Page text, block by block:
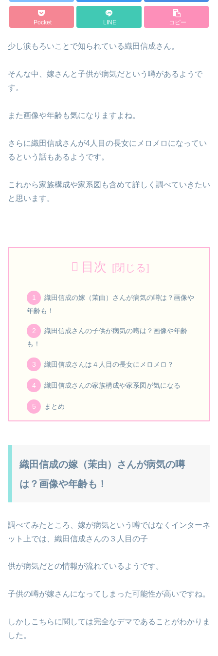
Pocket LINE コピー
少し涙もろいことで知られている織田信成さん。
そんな中、嫁さんと子供が病気だという噂があるようで
す。
また画像や年齢も気になりますよね。
さらに織田信成さんが4人目の長女にメロメロになってい
るという話もあるようです。
これから家族構成や家系図も含めて詳しく調べていきたい
と思います。
目次
織田信成の嫁（茉由）さんが病気の噂は？画像や
年齢も！
織田信成さんの子供が病気の噂は？画像や年齢
も！
織田信成さんは４人目の長女にメロメロ？
織田信成さんの家族構成や家系図が気になる
まとめ
織田信成の嫁（茉由）さんが病気の噂
は？画像や年齢も！
調べてみたところ、嫁が病気という噂ではなくインターネ
ット上では、織田信成さんの３人目の子
供が病気だとの情報が流れているようです。
子供の噂が嫁さんになってしまった可能性が高いですね。
しかしこちらに関しては完全なデマであることがわかりま
した。